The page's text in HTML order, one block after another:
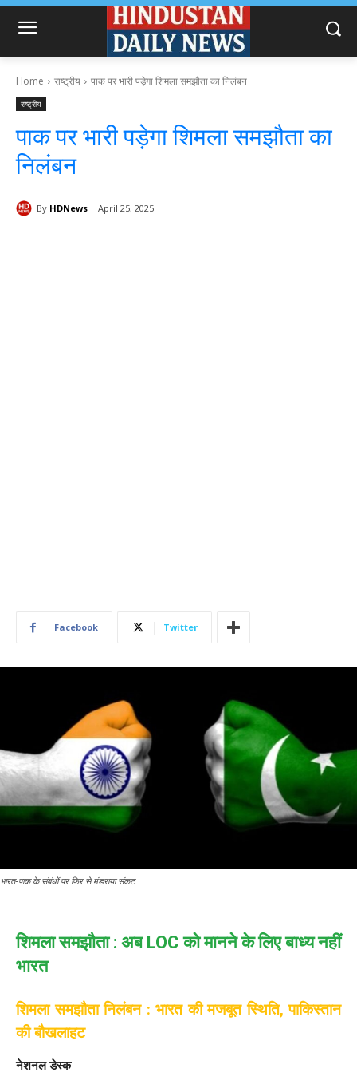
Home राष्ट्रीय पाक पर भारी पड़ेगा शिमला समझौता का निलंबन
राष्ट्रीय
पाक पर भारी पड़ेगा शिमला समझौता का
निलंबन
By HDNews April 25, 2025
Facebook Twitter
भारत-पाक के संबंधों पर फिर से मंडराया संकट
शिमला समझौता : अब LOC को मानने के लिए बाध्य नहीं
भारत
शिमला समझौता निलंबन : भारत की मजबूत स्थिति, पाकिस्तान
की बौखलाहट
नेशनल डेस्क